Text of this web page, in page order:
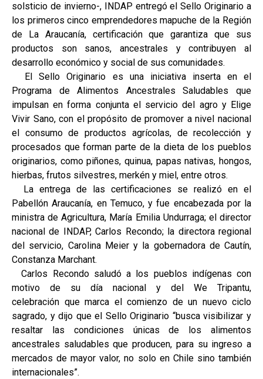
solsticio de invierno-, INDAP entregó el Sello Originario a
los primeros cinco emprendedores mapuche de la Región
de La Araucanía, certificación que garantiza que sus
productos son sanos, ancestrales y contribuyen al
desarrollo económico y social de sus comunidades.
El Sello Originario es una iniciativa inserta en el
Programa de Alimentos Ancestrales Saludables que
impulsan en forma conjunta el servicio del agro y Elige
Vivir Sano, con el propósito de promover a nivel nacional
el consumo de productos agrícolas, de recolección y
procesados que forman parte de la dieta de los pueblos
originarios, como piñones, quinua, papas nativas, hongos,
hierbas, frutos silvestres, merkén y miel, entre otros.
La entrega de las certificaciones se realizó en el
Pabellón Araucanía, en Temuco, y fue encabezada por la
ministra de Agricultura, María Emilia Undurraga; el director
nacional de INDAP, Carlos Recondo; la directora regional
del servicio, Carolina Meier y la gobernadora de Cautín,
Constanza Marchant.
Carlos Recondo saludó a los pueblos indígenas con
motivo de su día nacional y del We Tripantu,
celebración que marca el comienzo de un nuevo ciclo
sagrado, y dijo que el Sello Originario “busca visibilizar y
resaltar las condiciones únicas de los alimentos
ancestrales saludables que producen, para su ingreso a
mercados de mayor valor, no solo en Chile sino también
internacionales”.